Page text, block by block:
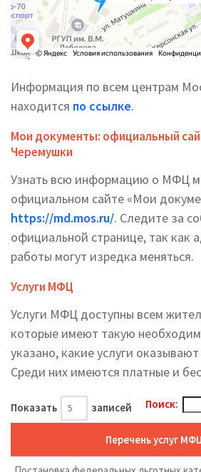
Информация по всем центрам
находится по ссылке.
Мои документы: официальный
Черемушки
Узнать всю информацию о МФЦ
официальном сайте «Мои
https://md.mos.ru/. Следите за
официальной странице, так как
работы могут изредка меняться.
Услуги МФЦ
Услуги МФЦ доступны всем
которые имеют такую
указано, какие услуги оказывают
Среди них имеются платные и
Показать записей Поиск:
Перечень услуг